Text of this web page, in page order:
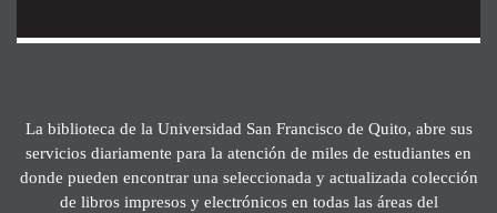
La biblioteca de la Universidad San Francisco de Quito, abre sus
servicios diariamente para la atención de miles de estudiantes en
donde pueden encontrar una seleccionada y actualizada colección
de libros impresos y electrónicos en todas las áreas del